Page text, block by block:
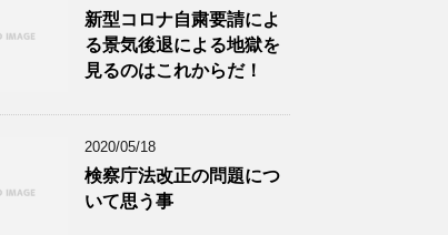
新型コロナ自粛要請によ
る景気後退による地獄を
見るのはこれからだ！
2020/05/18
検察庁法改正の問題につ
いて思う事